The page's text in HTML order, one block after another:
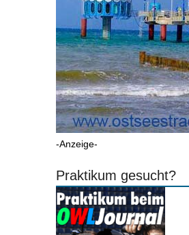
-Anzeige-
Praktikum gesucht?